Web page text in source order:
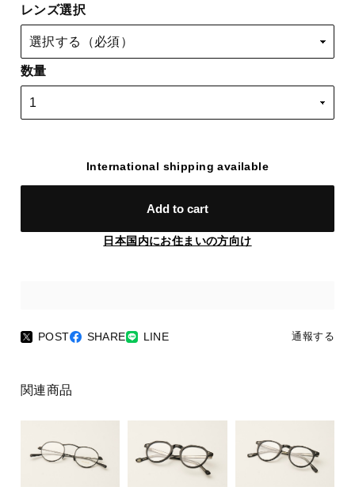
レンズ選択
数量
International shipping available
Add to cart
日本国内にお住まいの方向け
POST SHARE LINE 通報する
関連商品